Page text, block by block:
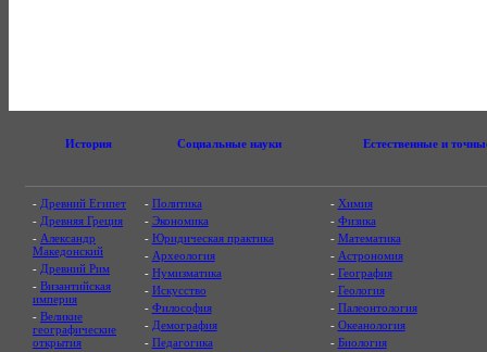
История Социальные науки Естественные и
- Древний Египет
- Древняя Греция
- Александр
Македонский
- Древний Рим
- Византийская
империя
- Великие
географические
открытия
- Политика
- Экономика
- Юридическая практика
- Археология
- Нумизматика
- Искусство
- Философия
- Демография
- Педагогика
- Химия
- Физика
- Математика
- Астрономия
- География
- Геология
- Палеонтология
- Океанология
- Биология